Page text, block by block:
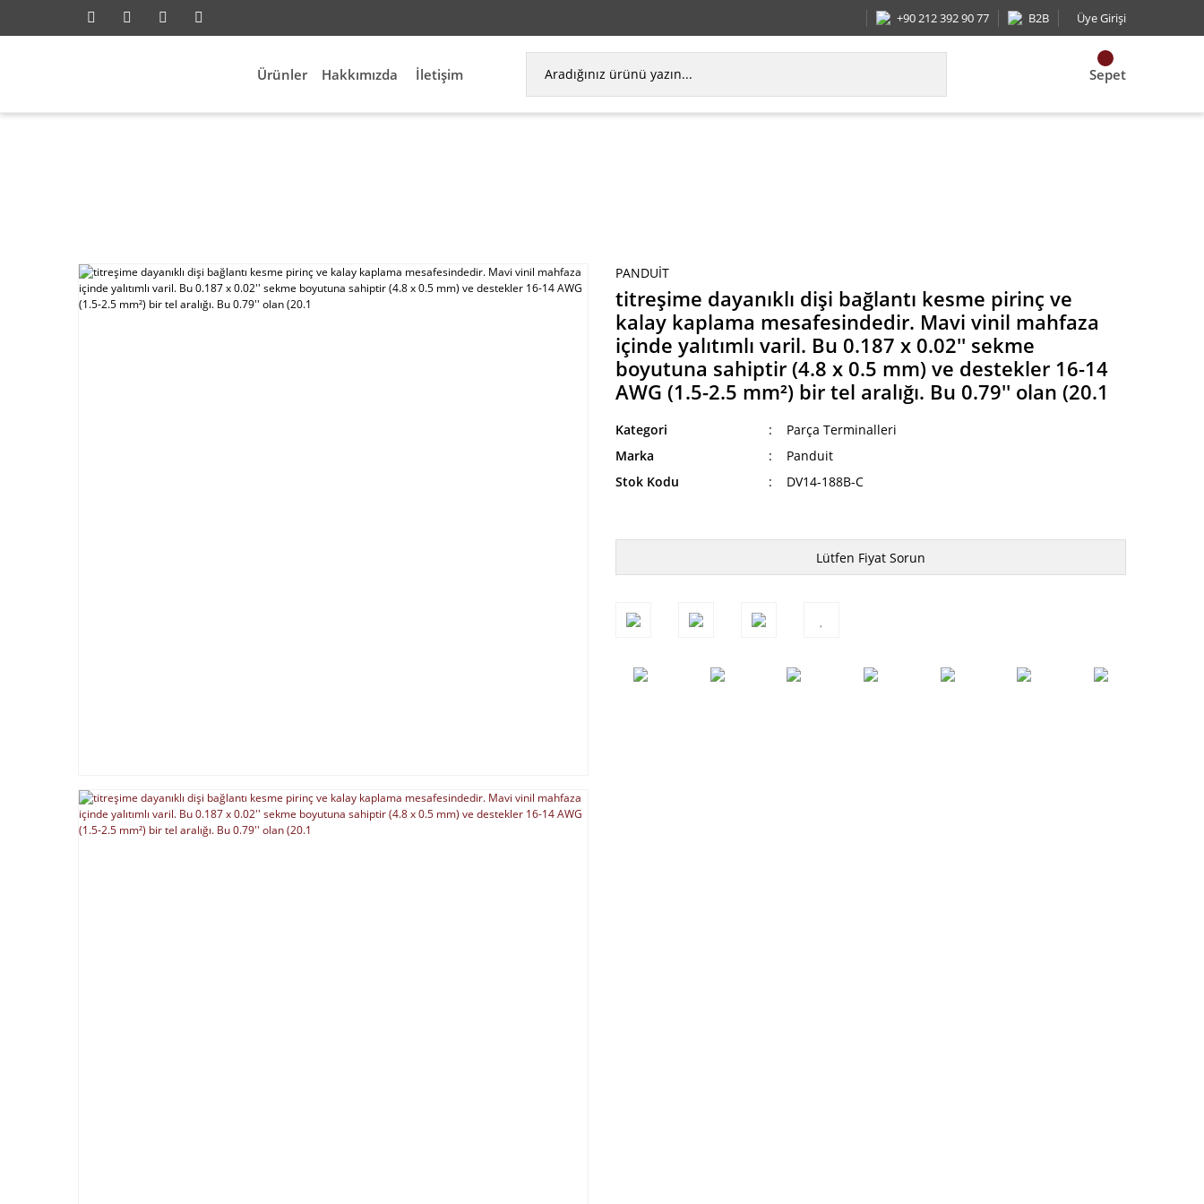
+90 212 392 90 77 B2B Üye Girişi
Ürünler Hakkımızda İletişim Sepet
PANDUIT
titreşime dayanıklı dişi bağlantı kesme pirinç ve
kalay kaplama mesafesindedir. Mavi vinil mahfaza
içinde yalıtımlı varil. Bu 0.187 x 0.02'' sekme
boyutuna sahiptir (4.8 x 0.5 mm) ve destekler 16-14
AWG (1.5-2.5 mm²) bir tel aralığı. Bu 0.79'' olan (20.1
Kategori
Parça Terminalleri
Marka
Panduit
Stok Kodu
DV14-188B-C
Lütfen Fiyat Sorun